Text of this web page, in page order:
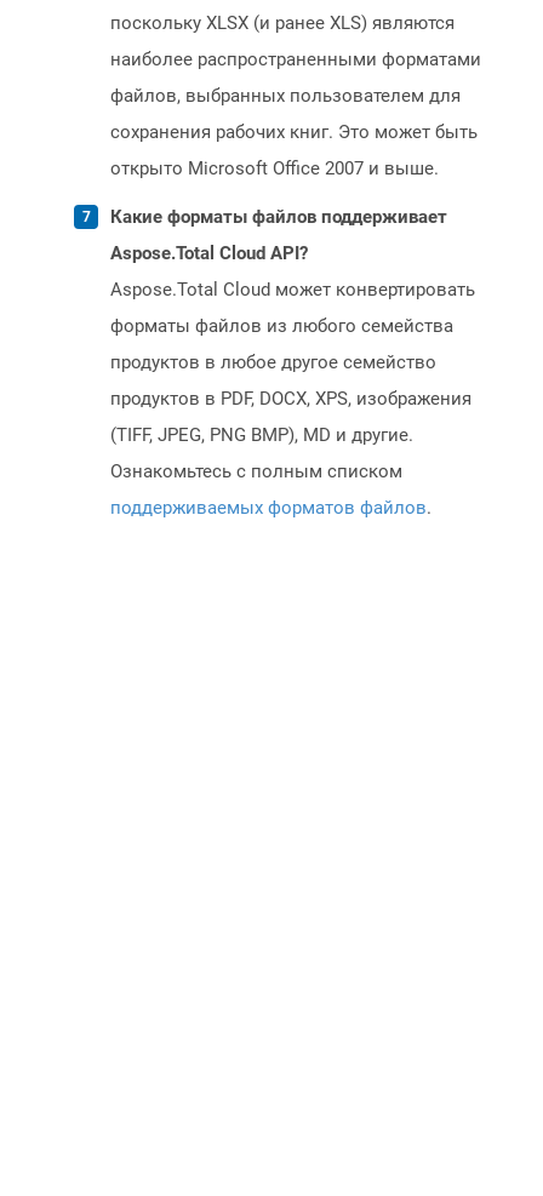
поскольку XLSX (и ранее XLS) являются
наиболее распространенными форматами
файлов, выбранных пользователем для
сохранения рабочих книг. Это может быть
открыто Microsoft Office 2007 и выше.
Какие форматы файлов поддерживает
Aspose.Total Cloud API?
Aspose.Total Cloud может конвертировать
форматы файлов из любого семейства
продуктов в любое другое семейство
продуктов в PDF, DOCX, XPS, изображения
(TIFF, JPEG, PNG BMP), MD и другие.
Ознакомьтесь с полным списком
поддерживаемых форматов файлов.